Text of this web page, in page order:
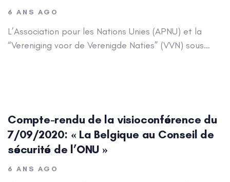
6 ANS AGO
L’Association pour les Nations Unies (APNU) et la
“Vereniging voor de Verenigde Naties” (VVN) sous…
Compte-rendu de la visioconférence du
7/09/2020: « La Belgique au Conseil de
sécurité de l’ONU »
6 ANS AGO